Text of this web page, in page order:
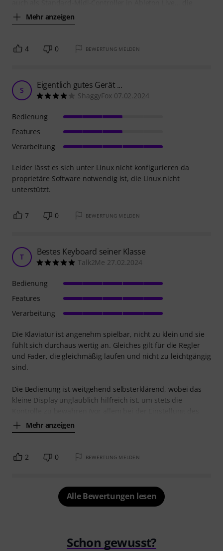
Mehr anzeigen
4 0 BEWERTUNG MELDEN
S Eigentlich gutes Gerät ...
ShaggyFox 07.02.2024
Leider lässt es sich unter Linux nicht konfigurieren da
proprietäre Software notwendig ist, die Linux nicht
unterstützt.
Bedienung
Features
Verarbeitung
7 0 BEWERTUNG MELDEN
T Bestes Keyboard seiner Klasse
Talk2Me 27.02.2024
Die Klaviatur ist angenehm spielbar, nicht zu klein und sie
fühlt sich durchaus wertig an. Gleiches gilt für die Regler
und Fader, die gleichmäßig laufen und nicht zu leichtgängig
sind.
Die Bedienung ist weitgehend selbsterklärend, wobei das
kleine Display unglaublich hilfreich ist, um stets die
Mehr anzeigen
Bedienung
Features
Verarbeitung
2 0 BEWERTUNG MELDEN
Alle Bewertungen lesen
Schon gewusst?